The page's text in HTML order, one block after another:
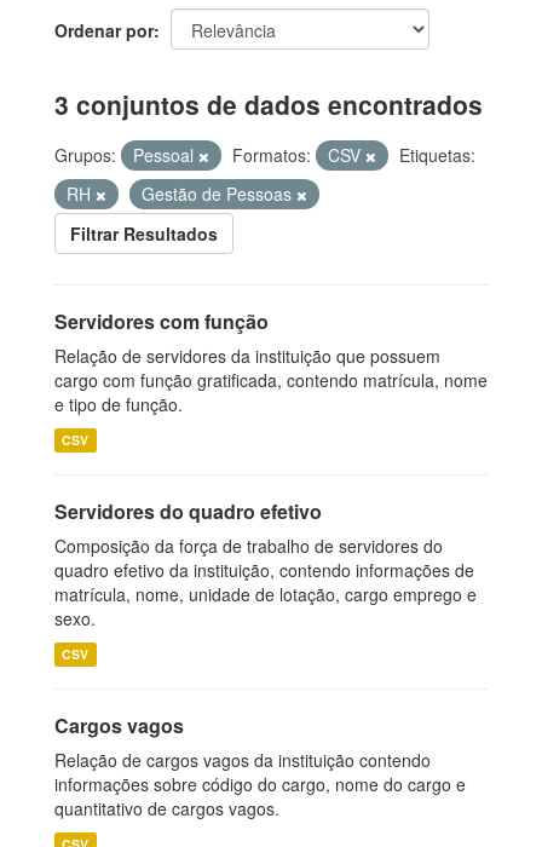
Ordenar por
3 conjuntos de dados encontrados
Grupos: Pessoal Formatos: CSV
Etiquetas:
RH
Gestão de Pessoas
Filtrar Resultados
Servidores com função
Relação de servidores da instituição que possuem
cargo com função gratificada, contendo matrícula, nome
e tipo de função.
CSV
Servidores do quadro efetivo
Composição da força de trabalho de servidores do
quadro efetivo da instituição, contendo informações de
matrícula, nome, unidade de lotação, cargo emprego e
sexo.
CSV
Cargos vagos
Relação de cargos vagos da instituição contendo
informações sobre código do cargo, nome do cargo e
quantitativo de cargos vagos.